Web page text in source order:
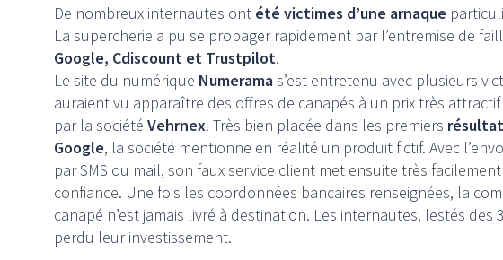
De nombreux internautes ont été victimes d’une arnaque
La supercherie a pu se propager rapidement par l’entremise de
Google, Cdiscount et Trustpilot.
Le site du numérique Numeramas’est entretenu avec plusieurs
auraient vu apparaître des offres de canapés à un prix très
par la société Vehrnex. Très bien placée dans les premiers
Google, la société mentionne en réalité un produit fictif. Avec
par SMS ou mail, son faux service client met ensuite très
confiance. Une fois les coordonnées bancaires renseignées, la
canapé n’est jamais livré à destination. Les internautes, lestés des
perdu leur investissement.